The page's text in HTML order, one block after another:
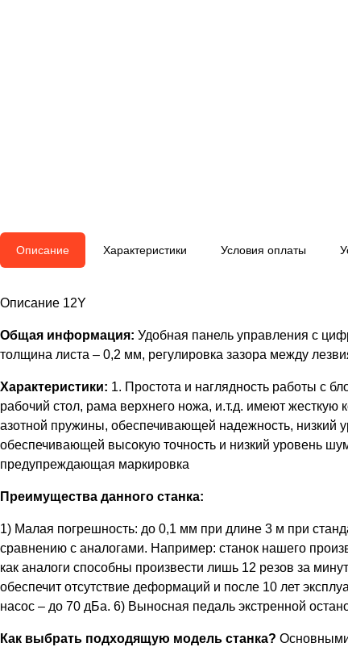
Описание Характеристики Условия оплаты
Описание 12Y
Общая информация: Удобная панель управления с
толщина листа – 0,2 мм, регулировка зазора между
Характеристики: 1. Простота и наглядность работы с
рабочий стол, рама верхнего ножа, и.т.д. имеют
азотной пружины, обеспечивающей надежность, низкий
обеспечивающей высокую точность и низкий уровень
предупреждающая маркировка
Преимущества данного станка:
1) Малая погрешность: до 0,1 мм при длине 3 м при
сравнению с аналогами. Например: станок нашего
как аналоги способны произвести лишь 12 резов за
обеспечит отсутствие деформаций и после 10 лет
насос – до 70 дБа. 6) Выносная педаль экстренной
Как выбрать подходящую модель станка?